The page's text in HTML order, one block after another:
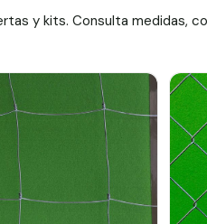
y kits. Consulta medidas,